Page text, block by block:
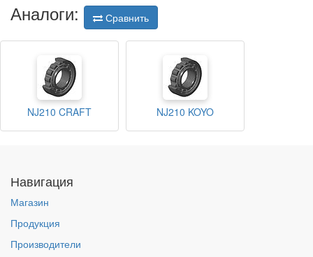
Аналоги: Сравнить
NJ210 CRAFT NJ210 KOYO
Навигация
Магазин
Продукция
Производители